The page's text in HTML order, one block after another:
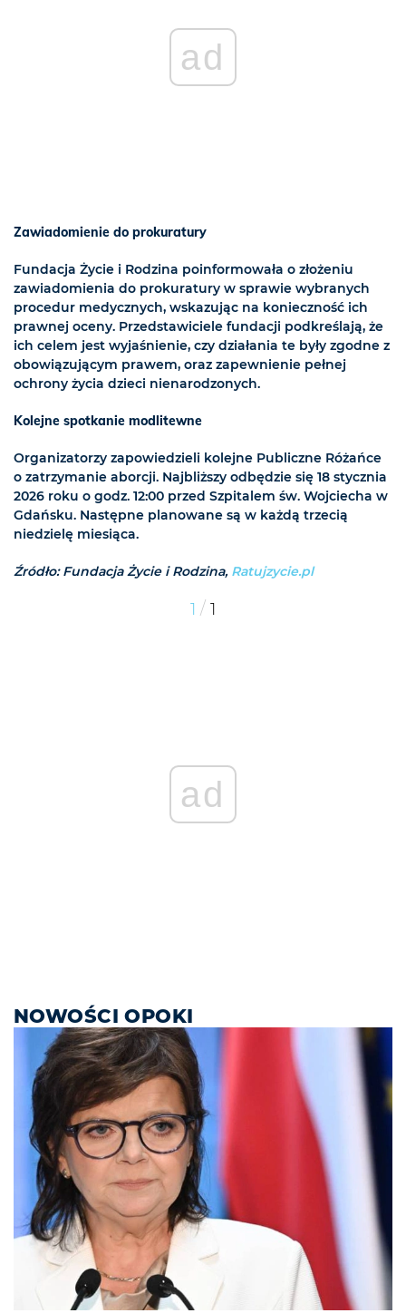
ad
Zawiadomienie do prokuratury
Fundacja Życie i Rodzina poinformowała o złożeniu
zawiadomienia do prokuratury w sprawie wybranych
procedur medycznych, wskazując na konieczność ich
prawnej oceny. Przedstawiciele fundacji podkreślają, że
ich celem jest wyjaśnienie, czy działania te były zgodne z
obowiązującym prawem, oraz zapewnienie pełnej
ochrony życia dzieci nienarodzonych.
Kolejne spotkanie modlitewne
Organizatorzy zapowiedzieli kolejne Publiczne Różańce
o zatrzymanie aborcji. Najbliższy odbędzie się 18 stycznia
2026 roku o godz. 12:00 przed Szpitalem św. Wojciecha w
Gdańsku. Następne planowane są w każdą trzecią
niedzielę miesiąca.
Źródło: Fundacja Życie i Rodzina, Ratujzycie.pl
1 / 1
ad
NOWOŚCI OPOKI